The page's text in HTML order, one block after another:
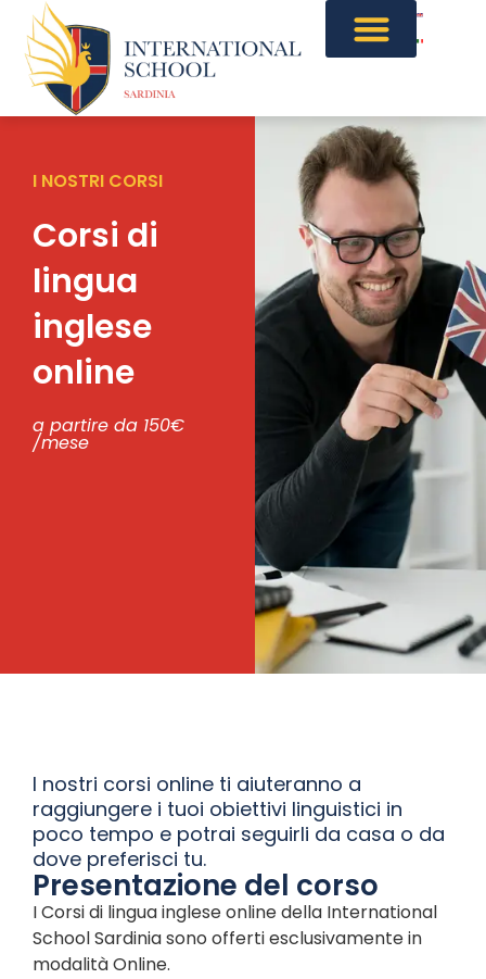
I NOSTRI CORSI
Corsi di
lingua
inglese
online
a partire da 150€
/mese
I nostri corsi online ti aiuteranno a
raggiungere i tuoi obiettivi linguistici in
poco tempo e potrai seguirli da casa o da
dove preferisci tu.
Presentazione del corso
I Corsi di lingua inglese online della International
School Sardinia sono offerti esclusivamente in
modalità Online.